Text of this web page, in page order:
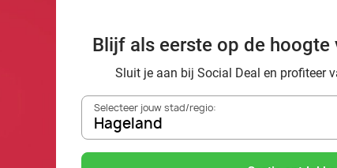
16 tips van
de ideale
Blijf als eerste op de hoogte
Sluit je aan bij Social Deal en profiteer
Selecteer jouw stad/regio:
Hageland